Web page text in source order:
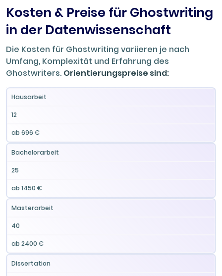
Kosten & Preise für Ghostwriting
in der Datenwissenschaft
Die Kosten für Ghostwriting variieren je nach
Umfang, Komplexität und Erfahrung des
Ghostwriters. Orientierungspreise sind:
Leistung
Hausarbeit
12
ab 696 €
Bachelorarbeit
25
ab 1450 €
Masterarbeit
40
ab 2400 €
Dissertation